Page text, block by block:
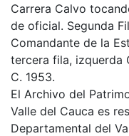
Carrera Calvo
de oficial. Segunda
Comandante de la
tercera fila, izquerda
C. 1953.
El Archivo del
Valle del Cauca es
Departamental del